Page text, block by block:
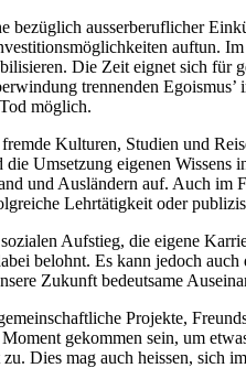
bezüglich ausserberuflicher
auftun.
Die Zeit eignet sich für
trennenden
möglich.
Kulturen, Studien und
Umsetzung eigenen
und Ausländern auf. Auch
Lehrtätigkeit oder
Aufstieg, die eigene
belohnt. Es kann jedoch
Zukunft bedeutsame
Projekte,
gekommen sein, um
Dies mag auch heissen, sich